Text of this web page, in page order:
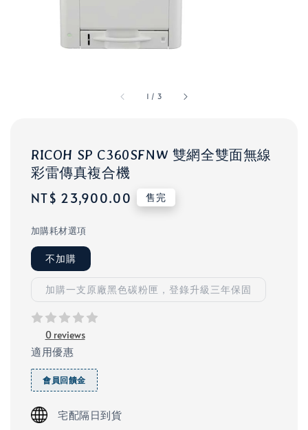
1 / 3
RICOH SP C360SFNW 雙網全雙面無線
彩雷傳真複合機
Regular
NT$ 23,900.00 售完
加購耗材選項
不加購
加購一支原廠黑色碳粉匣，登錄升級三年保固
0 reviews
適用優惠
會員回饋金
宅配隔日到貨